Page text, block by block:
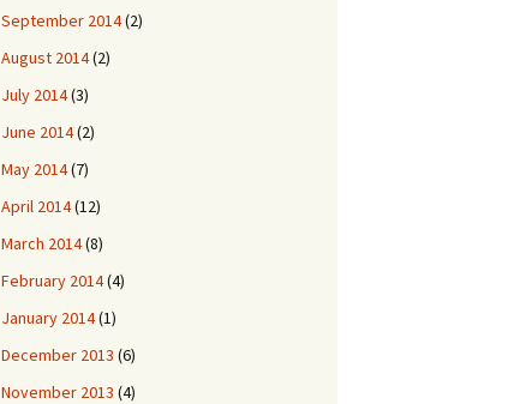
September 2014(2)
August 2014(2)
July 2014(3)
June 2014(2)
May 2014(7)
April 2014(12)
March 2014(8)
February 2014(4)
January 2014(1)
December 2013 (6)
November 2013 (4)